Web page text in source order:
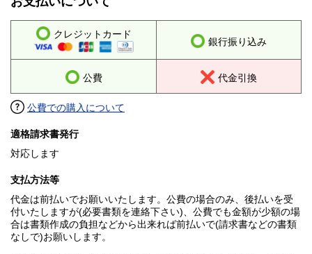
クレジットカード
銀行振り込み
公費 代金引換
公費での購入について
適格請求書発行
対応します
支払方法等
代金は前払いでお願いいたします。公費の場合のみ、後払いを受
付いたしますが(必要書類を連絡下さい)、公費でも金額が少額の場
合は書類作成の負担などから出来れば前払いで(請求書などの書類
なしで)お願いします。